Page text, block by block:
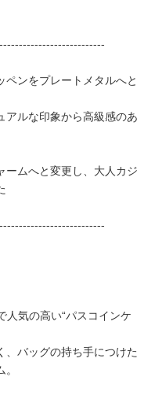
ペンをプレートメタルへと
アルな印象から高級感のあ
ームへと変更し、大人カジ
人気の高い“パスコインケ
、バッグの持ち手につけた